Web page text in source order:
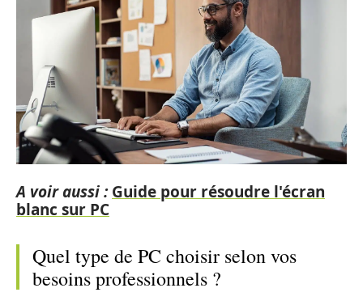
A voir aussi : Guide pour résoudre l'écran
blanc sur PC
Quel type de PC choisir selon vos
besoins professionnels ?